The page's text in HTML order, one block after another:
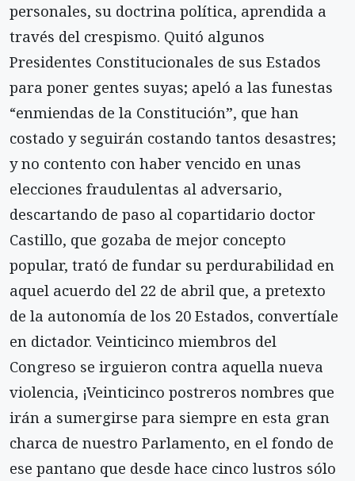
personales, su doctrina política, aprendida a
través del crespismo. Quitó algunos
Presidentes Constitucionales de sus Estados
para poner gentes suyas; apeló a las funestas
“enmiendas de la Constitución”, que han
costado y seguirán costando tantos desastres;
y no contento con haber vencido en unas
elecciones fraudulentas al adversario,
descartando de paso al copartidario doctor
Castillo, que gozaba de mejor concepto
popular, trató de fundar su perdurabilidad en
aquel acuerdo del 22 de abril que, a pretexto
de la autonomía de los 20 Estados, convertíale
en dictador. Veinticinco miembros del
Congreso se irguieron contra aquella nueva
violencia, ¡Veinticinco postreros nombres que
irán a sumergirse para siempre en esta gran
charca de nuestro Parlamento, en el fondo de
ese pantano que desde hace cinco lustros sólo